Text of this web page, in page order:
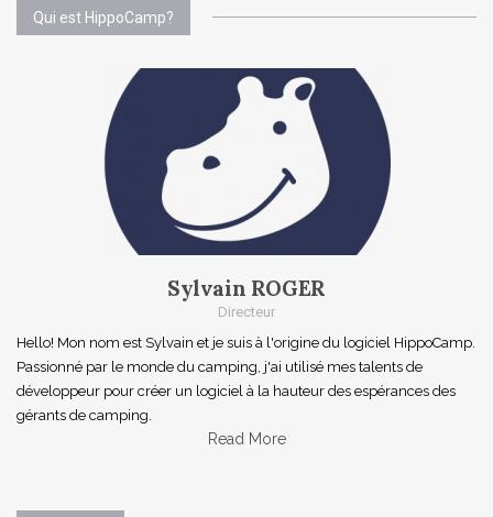
Qui est HippoCamp?
Sylvain ROGER
Directeur
Hello! Mon nom est Sylvain et je suis à l'origine du logiciel HippoCamp.
Passionné par le monde du camping, j'ai utilisé mes talents de
développeur pour créer un logiciel à la hauteur des espérances des
gérants de camping.
Read More